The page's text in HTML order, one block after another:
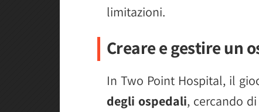
limitazioni.
Creare e gestire un
In Two Point Hospital, il
degli ospedali, cercando